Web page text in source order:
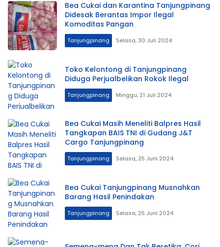
Bea Cukai dan Karantina Tanjungpinang
Didesak Berantas Impor Ilegal
Komoditas Pangan
Tanjungpinang Selasa, 30 Juli 2024
Toko Kelontong di Tanjungpinang
Diduga Perjualbelikan Rokok Ilegal
Tanjungpinang Minggu, 21 Juli 2024
Bea Cukai Masih Meneliti Balpres Hasil
Tangkapan BAIS TNI di Gudang J&T
Cargo Tanjungpinang
Tanjungpinang Selasa, 25 Juni 2024
Bea Cukai Tanjungpinang Musnahkan
Barang Hasil Penindakan
Tanjungpinang Selasa, 25 Juni 2024